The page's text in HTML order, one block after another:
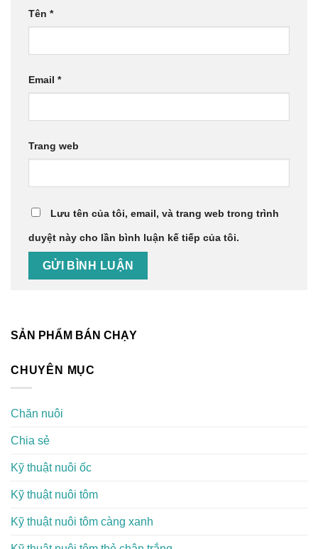
Tên *
Email *
Trang web
Lưu tên của tôi, email, và trang web trong trình
duyệt này cho lần bình luận kế tiếp của tôi.
SẢN PHẨM BÁN CHẠY
CHUYÊN MỤC
Chăn nuôi
Chia sẻ
Kỹ thuật nuôi ốc
Kỹ thuật nuôi tôm
Kỹ thuật nuôi tôm càng xanh